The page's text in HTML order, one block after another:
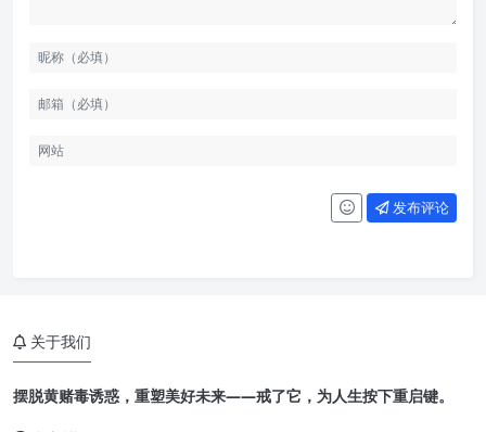
发布评论
关于我们
摆脱黄赌毒诱惑，重塑美好未来——戒了它，为人生按下重启键。